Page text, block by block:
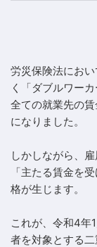
労災保険法にお
く「ダブルワー
全ての就業先の
になりました。
しかしながら、
「主たる賃金を
格が生じます。
これが、令和4年
者を対象とする二